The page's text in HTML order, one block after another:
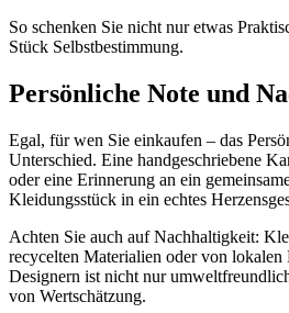
So schenken Sie nicht nur etwas
Stück Selbstbestimmung.
Persönliche Note und
Egal, für wen Sie einkaufen – das
Unterschied. Eine handgeschriebene
oder eine Erinnerung an ein
Kleidungsstück in ein echtes
Achten Sie auch auf Nachhaltigkeit:
recycelten Materialien oder von lokalen
Designern ist nicht nur
von Wertschätzung.